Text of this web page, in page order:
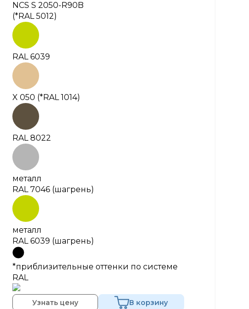
NCS S 2050-R90B
(*RAL 5012)
RAL 6039
X 050 (*RAL 1014)
RAL 8022
металл
RAL 7046 (шагрень)
металл
RAL 6039 (шагрень)
*приблизительные оттенки по системе
RAL
Узнать цену В корзину